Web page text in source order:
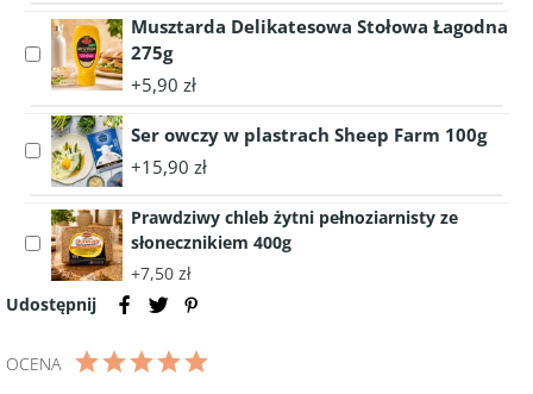
pestką
520g
Pasztet
Indyka
słoik
Select
accessory
Delikatesowa
Stołowa
Łagodna
275g
Musztarda Delikatesowa Stołowa Łagodna
275g
+5,90 zł
Select
accessory
owczy
w
plastrach
Sheep
Ser owczy w plastrach Sheep Farm 100g
+15,90 zł
Select
accessory
Prawdziwy
chleb
pełnoziarnisty
Prawdziwy chleb żytni pełnoziarnisty ze
słonecznikiem 400g
+7,50 zł
Udostępnij
OCENA